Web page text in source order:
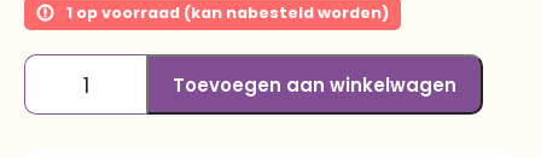
1 op voorraad (kan nabesteld worden)
Toevoegen aan winkelwagen